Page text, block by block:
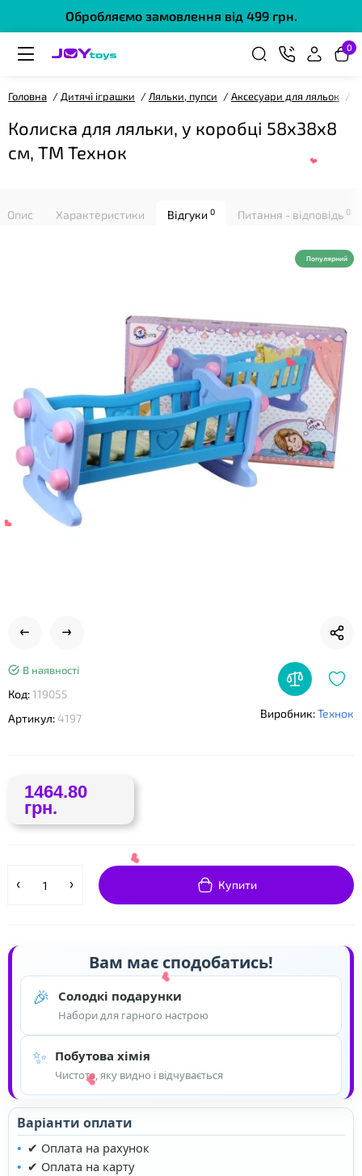
Обробляємо замовлення від 499 грн.
0
Головна Дитячі іграшки Ляльки, пупси Аксесуари для ляльок
Колиска для ляльки, у коробці 58х38х8
см, ТМ Технок
Опис Характеристики Відгуки 0 Питання - відповідь 0
Популярний
В наявності
Код:119055
Артикул:4197 Виробник:Технок
1464.80
грн.
Купити
Вам має сподобатись!
🎉 Солодкі подарунки
Набори для гарного настрою
✨ Побутова хімія
Чистота, яку видно і відчувається
Варіанти оплати
✔ Оплата на рахунок
✔ Оплата на карту
❤
❤
❤